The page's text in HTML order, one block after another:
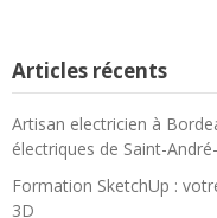
Articles récents
Artisan electricien à
électriques de Saint-
Formation SketchUp :
3D